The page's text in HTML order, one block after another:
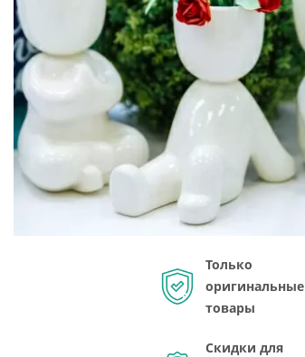
Только
оригинальные
товары
Скидки для